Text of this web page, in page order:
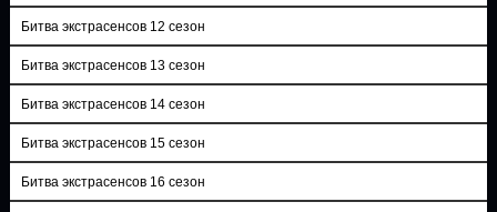
Битва экстрасенсов 12 сезон
Битва экстрасенсов 13 сезон
Битва экстрасенсов 14 сезон
Битва экстрасенсов 15 сезон
Битва экстрасенсов 16 сезон